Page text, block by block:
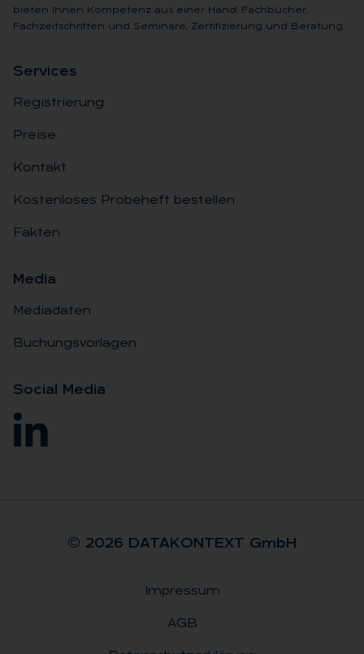
bieten Ihnen Kompetenz aus einer Hand: Fachbücher,
Fachzeitschriften und Seminare, Zertifizierung und Beratung.
Ser­vices
Registrierung
Preise
Kontakt
Kostenloses Probeheft bestellen
Fakten
Me­dia
Mediadaten
Buchungsvorlagen
So­ci­al Me­dia
© 2026 DA­TA­KON­TEXT GmbH
Impressum
AGB